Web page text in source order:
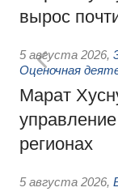
вырос
5 августа 2026,
Оценочная
Марат
регионах
5 августа 2026,